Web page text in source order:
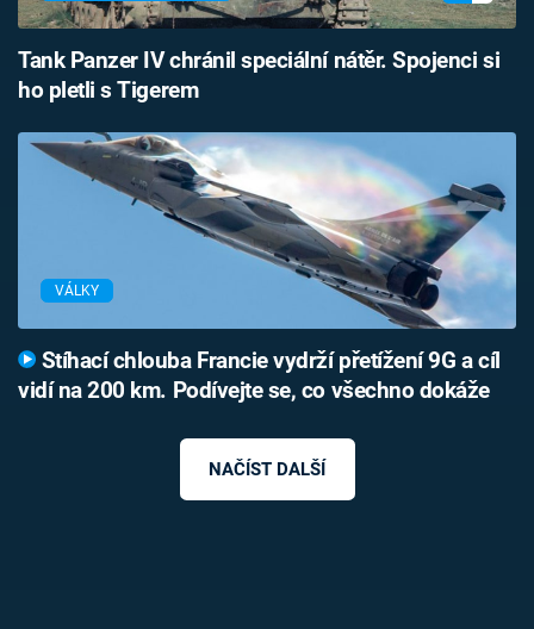
Tank Panzer IV chránil speciální nátěr. Spojenci si
ho pletli s Tigerem
VÁLKY
Stíhací chlouba Francie vydrží přetížení 9G a cíl
vidí na 200 km. Podívejte se, co všechno dokáže
NAČÍST DALŠÍ